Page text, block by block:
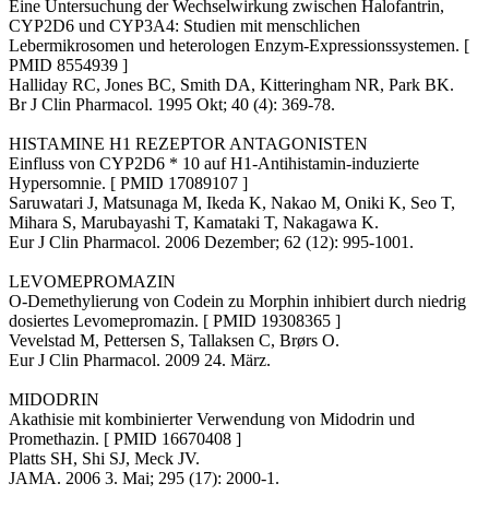
Eine Untersuchung der Wechselwirkung zwischen Halofantrin,
CYP2D6 und CYP3A4: Studien mit menschlichen
Lebermikrosomen und heterologen Enzym-Expressionssystemen. [
PMID 8554939 ]
Halliday RC, Jones BC, Smith DA, Kitteringham NR, Park BK.
Br J Clin Pharmacol. 1995 Okt; 40 (4): 369-78.
HISTAMINE H1 REZEPTOR ANTAGONISTEN
Einfluss von CYP2D6 * 10 auf H1-Antihistamin-induzierte
Hypersomnie. [ PMID 17089107 ]
Saruwatari J, Matsunaga M, Ikeda K, Nakao M, Oniki K, Seo T,
Mihara S, Marubayashi T, Kamataki T, Nakagawa K.
Eur J Clin Pharmacol. 2006 Dezember; 62 (12): 995-1001.
LEVOMEPROMAZIN
O-Demethylierung von Codein zu Morphin inhibiert durch niedrig
dosiertes Levomepromazin. [ PMID 19308365 ]
Vevelstad M, Pettersen S, Tallaksen C, Brørs O.
Eur J Clin Pharmacol. 2009 24. März.
MIDODRIN
Akathisie mit kombinierter Verwendung von Midodrin und
Promethazin. [ PMID 16670408 ]
Platts SH, Shi SJ, Meck JV.
JAMA. 2006 3. Mai; 295 (17): 2000-1.